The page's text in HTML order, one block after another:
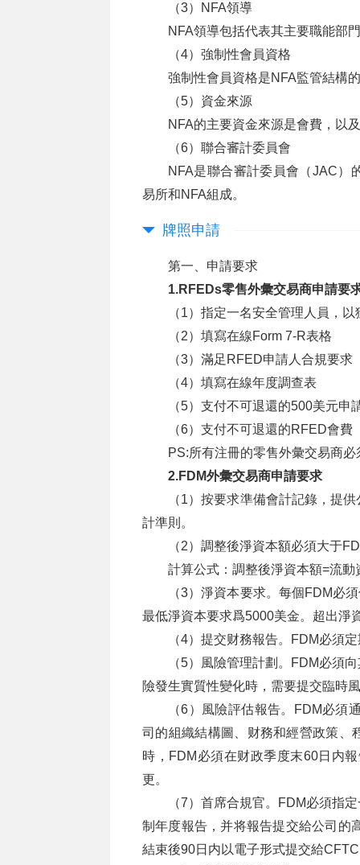
（3）NFA領導
NFA領導包括代表其主要職能部
（4）強制性會員資格
強制性會員資格是NFA監管結構
（5）資金來源
NFA的主要資金來源是會費，以
（6）聯合審計委員會
NFA是聯合審計委員會（JAC）
易所和NFA組成。
牌照申請
第一、申請要求
1.RFEDs零售外彙交易商申請要
（1）指定一名安全管理人員，
（2）填寫在線Form 7-R表格
（3）滿足RFED申請人合規要求
（4）填寫在線年度調查表
（5）支付不可退還的500美元申
（6）支付不可退還的RFED會費
PS:所有注冊的零售外彙交易商
2.FDM外彙交易商申請要求
（1）按要求準備會計記錄，提
計準則。
（2）調整後淨資本額必須大于
計算公式：調整後淨資本額=流動
（3）淨資本要求。每個FDM必
最低淨資本要求爲5000美金。超出淨
（4）提交财務報告。FDM必須
（5）風險管理計劃。FDM必須
險發生實質性變化時，需要提交臨時
（6）風險評估報告。FDM必
司的組織結構圖、财務和經營政策、
時，FDM必須在财政季度末60日内
更。
（7）首席合規官。FDM必須指
制年度報告，并将報告提交給公司的
結束後90日内以電子形式提交給